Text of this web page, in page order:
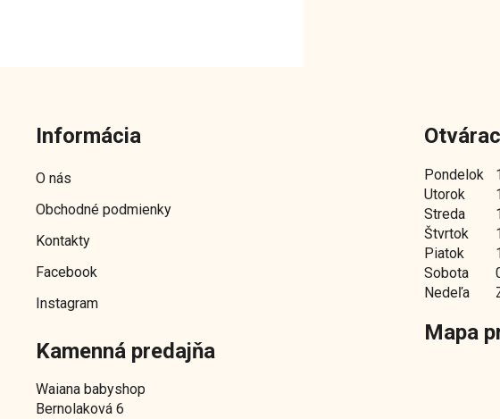
Informácia
O nás
Obchodné podmienky
Kontakty
Facebook
Instagram
Kamenná predajňa
Waiana babyshop
Bernolaková 6
Pondelok
Utorok
Streda
Štvrtok
Piatok
Sobota
Nedeľa
Mapa